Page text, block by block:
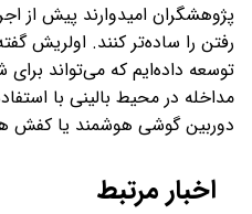
پژوهشگران امیدوارند پیش از
رفتن را ساده‌تر کنند. اولریش
توسعه داده‌ایم که می‌تواند
مداخله در محیط بالینی با
دوربین گوشی هوشمند یا کفش
اخبار مرتبط